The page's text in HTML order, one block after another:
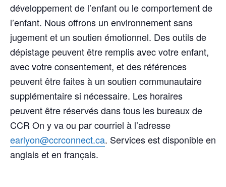
développement de l’enfant ou le comportement de
l’enfant. Nous offrons un environnement sans
jugement et un soutien émotionnel. Des outils de
dépistage peuvent être remplis avec votre enfant,
avec votre consentement, et des références
peuvent être faites à un soutien communautaire
supplémentaire si nécessaire. Les horaires
peuvent être réservés dans tous les bureaux de
CCR On y va ou par courriel à l’adresse
earlyon@ccrconnect.ca. Services est disponible en
anglais et en français.